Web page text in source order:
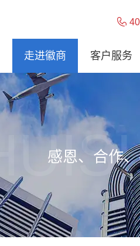
走进徽商 客户服务
感恩、合作